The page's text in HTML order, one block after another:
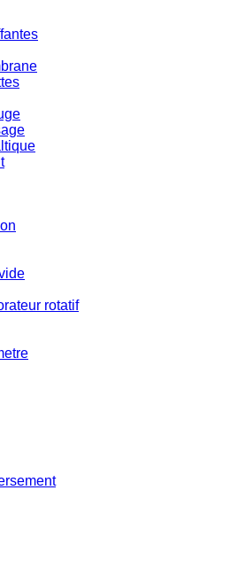
rotatif